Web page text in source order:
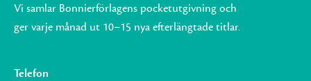
Vi samlar Bonnierförlagens pocketutgivning och
ger varje månad ut 10–15 nya efterlängtade titlar.
Telefon